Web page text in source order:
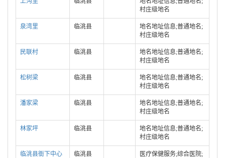
村庄级地名
泉湾里 临洮县
地名地址信息;普通地名;
村庄级地名
民联村 临洮县
地名地址信息;普通地名;
村庄级地名
松树梁 临洮县
地名地址信息;普通地名;
村庄级地名
潘家梁 临洮县
地名地址信息;普通地名;
村庄级地名
林家坪 临洮县
地名地址信息;普通地名;
村庄级地名
临洮县衙下中心
临洮县
医疗保健服务;综合医院;